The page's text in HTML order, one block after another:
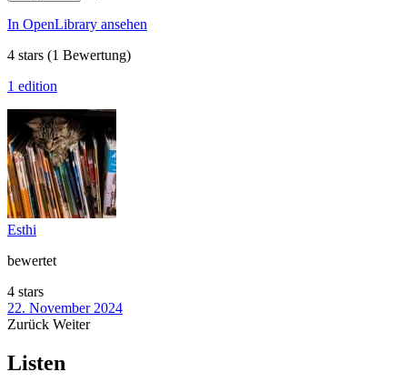
In OpenLibrary ansehen
4 stars (1 Bewertung)
1 edition
Esthi
bewertet
4 stars
22. November 2024
Zurück Weiter
Listen